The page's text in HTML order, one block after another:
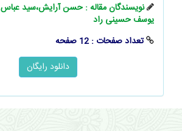
نویسندگان مقاله : حسن آرایش،سید
یوسف حسینی راد
تعداد صفحات : 12 صفحه